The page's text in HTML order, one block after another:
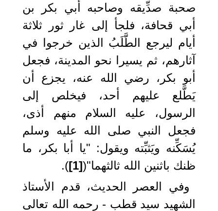
صحبة صدِّيقه وصاحبه أبي بكر بن
أبي قحافة، فلجأ إلى غار ثور ثلاثة
أيام ليرجع الطَّلَبُ الذين خرجوا في
آثارهم، ثم يسيرا نحو المدينة، فجعل
أبو بكر، رضي الله عنه، يجزع أن
يَطَّلع عليهم أحد، فيخلص إلى
الرسول، عليه السلام منهم أذى،
فجعل النبي صلى الله عليه وسلم
يُسَكِّنه ويَثبِّته ويقول: "يا أبا بكر، ما
ظنك باثنين الله ثالثهما"([1]
).
وفي العصر الحديث، قدم الأستاذ
الشهيد سيد قطب - رحمه الله تعالى